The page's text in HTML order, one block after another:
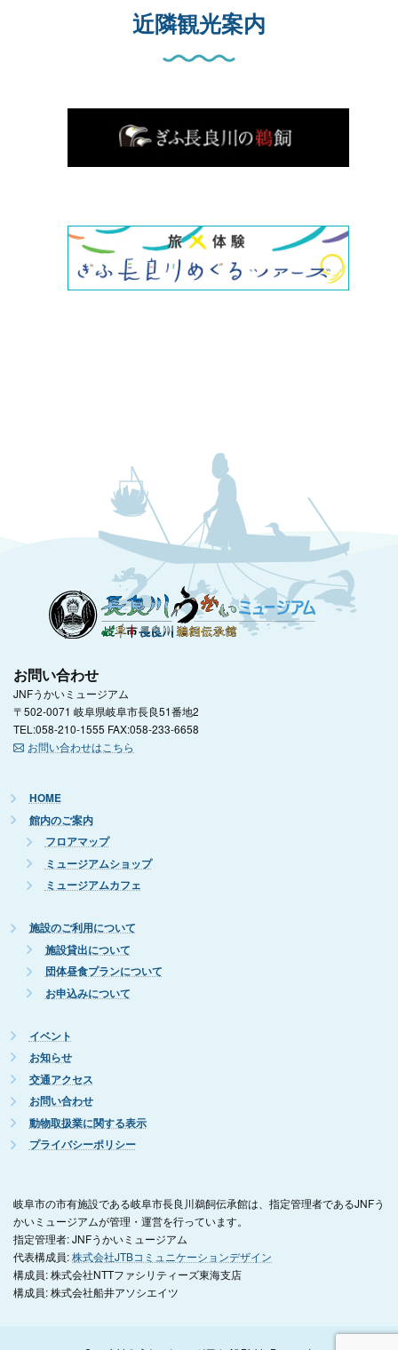
近隣観光案内
お問い合わせ
JNFうかいミュージアム
〒502-0071 岐阜県岐阜市長良51番地2
TEL:058-210-1555 FAX:058-233-6658
お問い合わせはこちら
HOME
館内のご案内
フロアマップ
ミュージアムショップ
ミュージアムカフェ
施設のご利用について
施設貸出について
団体昼食プランについて
お申込みについて
イベント
お知らせ
交通アクセス
お問い合わせ
動物取扱業に関する表示
プライバシーポリシー
岐阜市の市有施設である岐阜市長良川鵜飼伝承館は、指定管理者であるJNFう
かいミュージアムが管理・運営を行っています。
指定管理者: JNFうかいミュージアム
代表構成員:株式会社JTBコミュニケーションデザイン
構成員: 株式会社NTTファシリティーズ東海支店
構成員: 株式会社船井アソシエイツ